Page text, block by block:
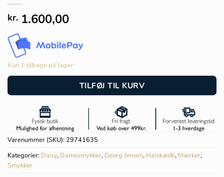
kr. 1.600,00
Kun 1 tilbage på lager
TILFØJ TIL KURV
Varenummer (SKU): 29741635
Kategorier: Daisy, Damesmykker,Georg Jensen, Halskæde, Mærker,
Smykker